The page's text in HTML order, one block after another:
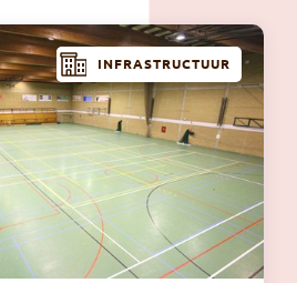
INFRASTRUCTUUR